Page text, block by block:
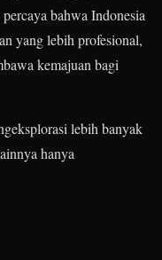
bahwa Indonesia
yang lebih profesional,
kemajuan bagi
lebih banyak
hanya